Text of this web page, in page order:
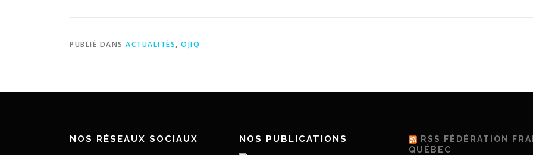
PUBLIÉ DANS ACTUALITÉS, OJIQ
NOS RÉSEAUX SOCIAUX NOS PUBLICATIONS
RSS FÉDÉRATION
QUÉBEC